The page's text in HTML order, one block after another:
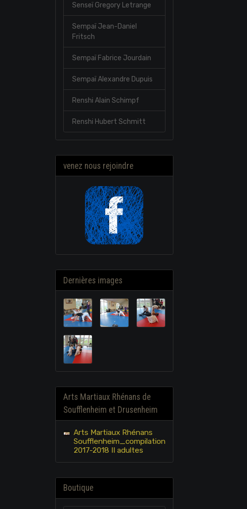
Senseï Gregory Letrange
Sempaï Jean-Daniel
Fritsch
Sempaï Fabrice Jourdain
Sempaï Alexandre Dupuis
Renshi Alain Schimpf
Renshi Hubert Schmitt
venez nous rejoindre
Dernières images
Arts Martiaux Rhénans de
Soufflenheim et Drusenheim
Arts Martiaux Rhénans
Soufflenheim_compilation
2017-2018 II adultes
Boutique